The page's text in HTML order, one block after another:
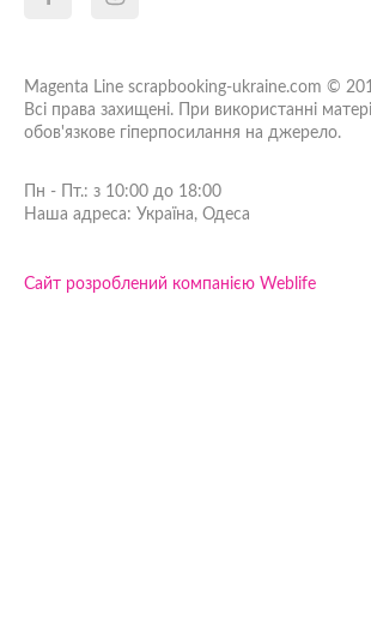
Magenta Line scrapbooking-ukraine.com ©
Всі права захищені. При використанні
обов'язкове гіперпосилання на джерело.
Пн - Пт.: з 10:00 до 18:00
Наша адреса: Україна, Одеса
Сайт розроблений компанією Weblife